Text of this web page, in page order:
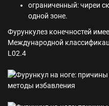
ограниченный: чиреи
одной зоне.
Фурункулез конечностей
Международной
L02.4